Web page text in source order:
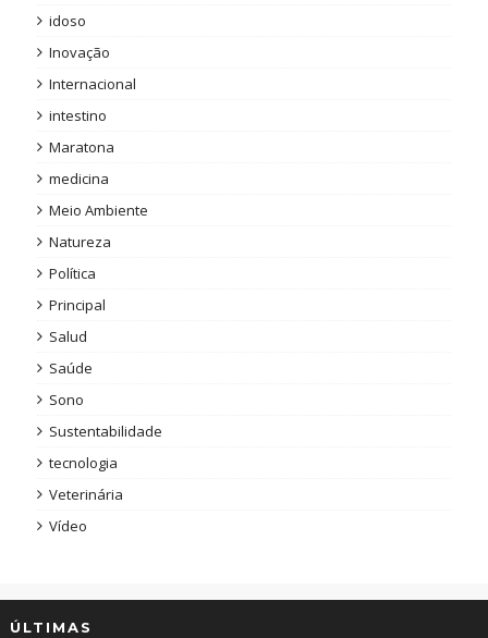
idoso
Inovação
Internacional
intestino
Maratona
medicina
Meio Ambiente
Natureza
Política
Principal
Salud
Saúde
Sono
Sustentabilidade
tecnologia
Veterinária
Vídeo
ÚLTIMAS